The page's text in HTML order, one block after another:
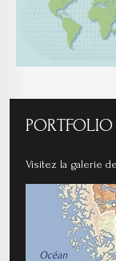
PORTFOLIO
Visitez la galerie